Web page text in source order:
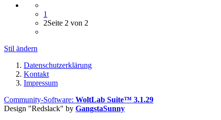
1
2Seite 2 von 2
Stil ändern
Datenschutzerklärung
Kontakt
Impressum
Community-Software: WoltLab Suite™ 3.1.29
Design "Redslack" by GangstaSunny